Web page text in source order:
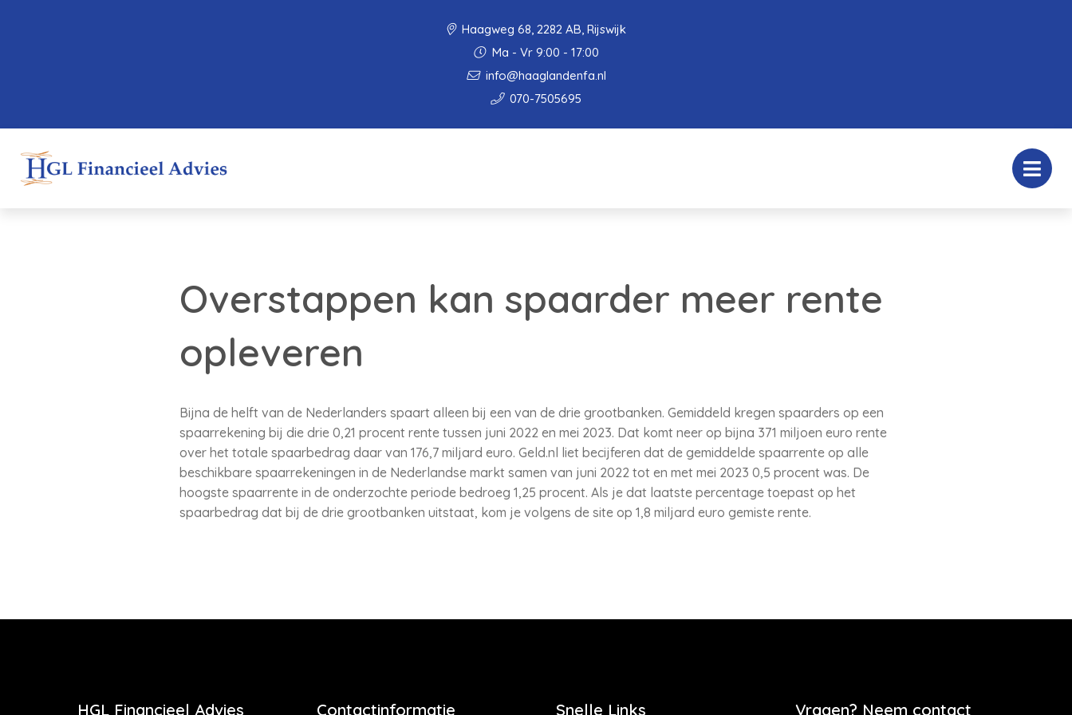
Haagweg 68, 2282 AB, Rijswijk
Ma - Vr 9:00 - 17:00
info@haaglandenfa.nl
070-7505695
Overstappen kan spaarder meer rente
opleveren
Bijna de helft van de Nederlanders spaart alleen bij een van de drie grootbanken. Gemiddeld kregen spaarders op een
spaarrekening bij die drie 0,21 procent rente tussen juni 2022 en mei 2023. Dat komt neer op bijna 371 miljoen euro rente
over het totale spaarbedrag daar van 176,7 miljard euro. Geld.nl liet becijferen dat de gemiddelde spaarrente op alle
beschikbare spaarrekeningen in de Nederlandse markt samen van juni 2022 tot en met mei 2023 0,5 procent was. De
hoogste spaarrente in de onderzochte periode bedroeg 1,25 procent. Als je dat laatste percentage toepast op het
spaarbedrag dat bij de drie grootbanken uitstaat, kom je volgens de site op 1,8 miljard euro gemiste rente.
HGL Financieel Advies Contactinformatie Snelle Links Vragen? Neem contact